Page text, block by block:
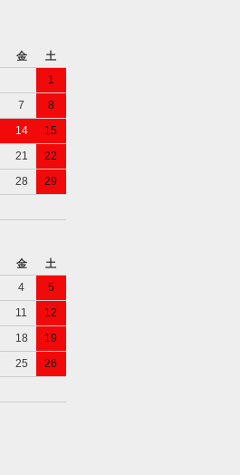
金
土
1
7
8
14
15
21
22
28
29
金
土
4
5
11
12
18
19
25
26